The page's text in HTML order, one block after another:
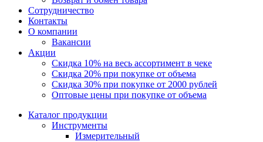
Сотрудничество
Контакты
О компании
Вакансии
Акции
Скидка 10% на весь ассортимент в чеке
Скидка 20% при покупке от объема
Скидка 30% при покупке от 2000 рублей
Оптовые цены при покупке от объема
Каталог продукции
Инструменты
Измерительный